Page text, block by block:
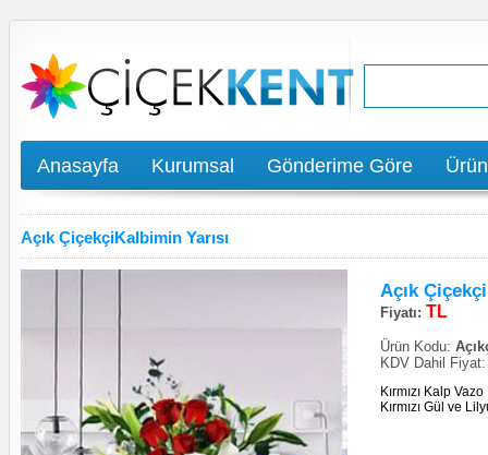
Anasayfa Kurumsal Gönderime Göre
Açık ÇiçekçiKalbimin Yarısı
Açık
Fiyatı: TL
Ürün Kodu:
KDV Dahil
Kırmızı Kalp
Kırmızı Gül ve